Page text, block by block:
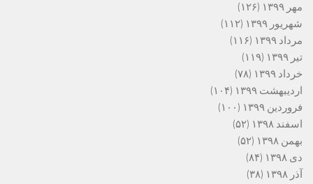
مهر ۱۳۹۹
(۱۲۶)
شهریور ۱۳۹۹
(۱۱۲)
مرداد ۱۳۹۹
(۱۱۶)
تیر ۱۳۹۹
(۱۱۹)
خرداد ۱۳۹۹
(۷۸)
اردیبهشت ۱۳۹۹
(۱۰۴)
فروردین ۱۳۹۹
(۱۰۰)
اسفند ۱۳۹۸
(۵۲)
بهمن ۱۳۹۸
(۵۲)
دی ۱۳۹۸
(۸۴)
آذر ۱۳۹۸
(۳۸)